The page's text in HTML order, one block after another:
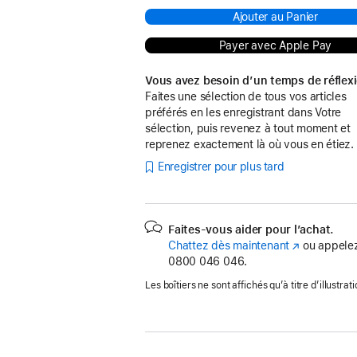
Ajouter au Panier
Payer avec Apple Pay
Vous avez besoin d’un temps de
Faites une sélection de tous vos articles
préférés en les enregistrant dans Votre
sélection, puis revenez à tout moment et
reprenez exactement là où vous en étiez.
Enregistrer pour plus tard
Faites-vous aider pour l’achat.
Chattez dès maintenant (s’ouvre
nouvelle
ou
0800 046 046.
Les boîtiers ne sont affichés qu’à titre